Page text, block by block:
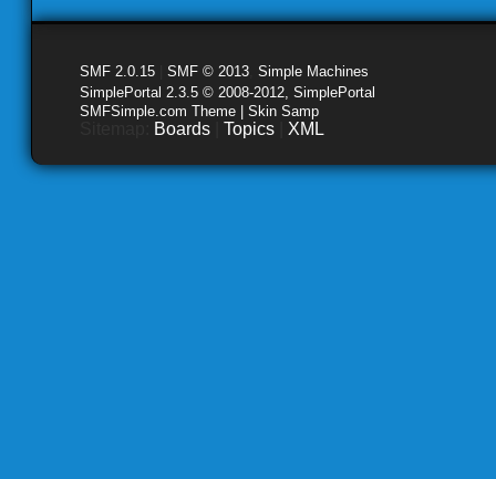
SMF 2.0.15 SMF © 2013 Simple Machines
SimplePortal 2.3.5 © 2008-2012, SimplePortal
SMFSimple.com Theme | Skin Samp
Boards Topics XML